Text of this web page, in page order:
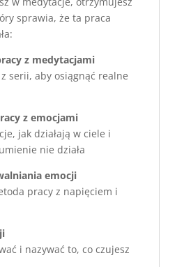
sprawia, że ta praca
z medytacjami
serii, aby osiągnąć realne
z emocjami
jak działają w ciele i
nie działa
emocji
pracy z napięciem i
i nazywać to, co czujesz